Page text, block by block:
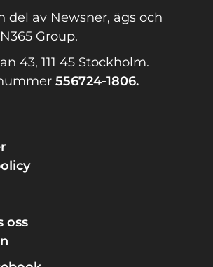
del av Newsner, ägs och
Group.
43, 111 45 Stockholm.
556724-1806.
oss